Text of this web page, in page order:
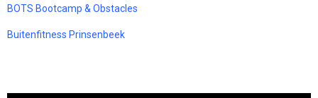
BOTS Bootcamp & Obstacles
Buitenfitness Prinsenbeek